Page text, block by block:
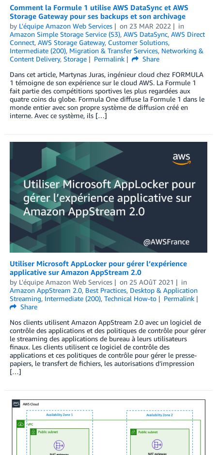
Comment la Formule 1 utilise AWS DataSync et AWS
Storage Gateway pour ses backups et son archivage
by L'équipe Amazon Web Services on 23 MAR 2022
in
Amazon Simple Storage Service (S3), AWS DataSync, AWS Direct
Connect, AWS Storage Gateway, Customer Solutions,
Intermediate (200), Migration & Transfer Services, Networking &
Content Delivery, Storage Permalink
Share
Dans cet article, Martynas Juras, ingénieur cloud chez FORMULA
1 témoigne de son expérience sur le cloud AWS. La Formule 1
fait partie des compétitions sportives les plus regardées aux
quatre coins du globe. Formula One diffuse la Formule 1 dans le
monde entier avec son propre système de diffusion créé en
interne. Avec ce système, ils […]
Utiliser Microsoft AppLocker pour gérer l’expérience
applicative sur Amazon AppStream 2.0
by L'équipe Amazon Web Services on 25 AOûT 2021
in
Amazon AppStream 2.0, Best Practices, Desktop & Application
Streaming, Intermediate (200), Technical How-to
Permalink
Share
Nos clients utilisent Amazon AppStream 2.0 avec un logiciel de
contrôle des applications et des politiques de contrôle pour gérer
le streaming des applications de bureau à leurs utilisateurs
finaux. Les clients utilisent ce logiciel de contrôle des
applications et ces politiques de contrôle pour gérer le presse-
papiers, le transfert de fichiers, les autorisations d’impression
[…]